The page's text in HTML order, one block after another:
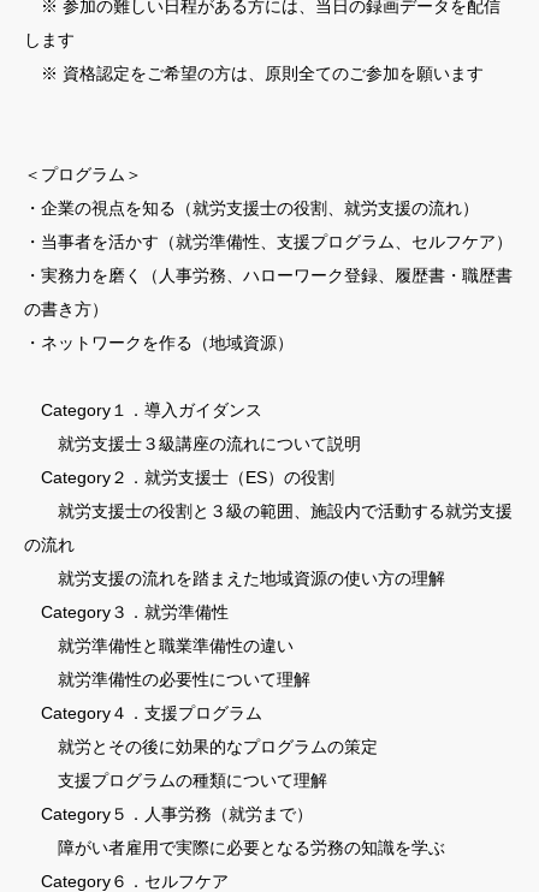
※ 参加の難しい日程がある方には、当日の録画データを配信
します
※ 資格認定をご希望の方は、原則全てのご参加を願います
＜プログラム＞
・企業の視点を知る（就労支援士の役割、就労支援の流れ）
・当事者を活かす（就労準備性、支援プログラム、セルフケア）
・実務力を磨く（人事労務、ハローワーク登録、履歴書・職歴書
の書き方）
・ネットワークを作る（地域資源）
Category１．導入ガイダンス
就労支援士３級講座の流れについて説明
Category２．就労支援士（ES）の役割
就労支援士の役割と３級の範囲、施設内で活動する就労支援
の流れ
就労支援の流れを踏まえた地域資源の使い方の理解
Category３．就労準備性
就労準備性と職業準備性の違い
就労準備性の必要性について理解
Category４．支援プログラム
就労とその後に効果的なプログラムの策定
支援プログラムの種類について理解
Category５．人事労務（就労まで）
障がい者雇用で実際に必要となる労務の知識を学ぶ
Category６．セルフケア